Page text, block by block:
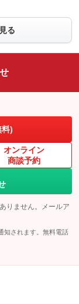
ラ
る
)
オンライン
商談予約
りません。メールア
知されます。無料電話